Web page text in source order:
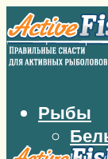
Рыбы